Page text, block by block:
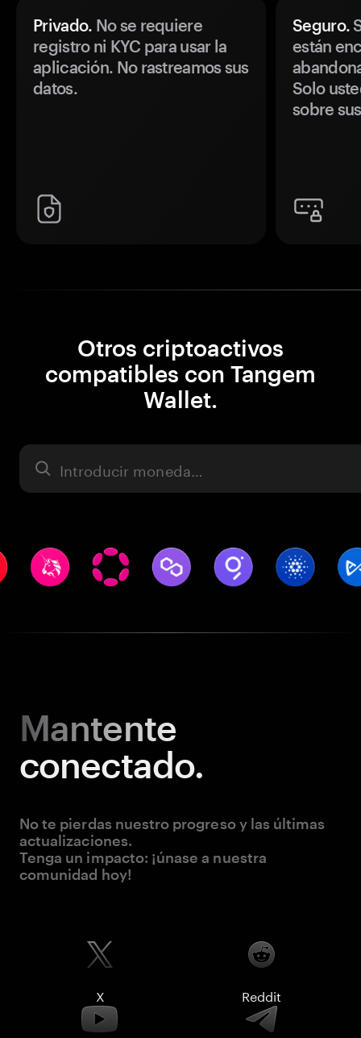
Privado. No se requiere
registro ni KYC para usar la
aplicación. No rastreamos sus
datos.
Seguro.
están
Solo
sobre
Otros criptoactivos
compatibles con Tangem
Wallet.
Activo
Mantente
conectado.
No te pierdas nuestro progreso y las últimas
actualizaciones.
Tenga un impacto: ¡únase a nuestra
comunidad hoy!
X Reddit